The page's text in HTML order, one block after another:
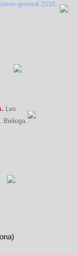
general 2018.
Les
. Bióloga.